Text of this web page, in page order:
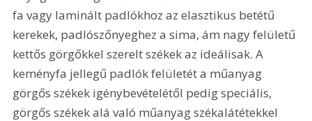
fa vagy laminált padlókhoz az elasztikus betétű
kerekek, padlószőnyeghez a sima, ám nagy felületű
kettős görgőkkel szerelt székek az ideálisak. A
keményfa jellegű padlók felületét a műanyag
görgős székek igénybevételétől pedig speciális,
görgős székek alá való műanyag székalátétekkel